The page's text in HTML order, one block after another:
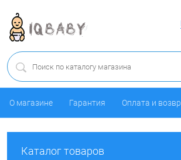
О магазине Гарантия Оплата и
Каталог товаров